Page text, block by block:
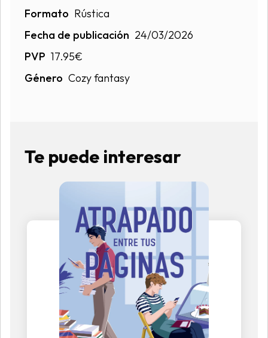
Formato Rústica
Fecha de publicación 24/03/2026
PVP 17.95€
Género Cozy fantasy
Te puede interesar